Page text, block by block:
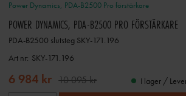
Power Dynamics, PDA-B2500 Pro förstärkare
POWER DYNAMICS, PDA-B2500 PRO FÖRSTÄRKARE
PDA-B2500 slutsteg SKY-171.196
Art nr: SKY-171.196
6 984 kr 10 095 kr I lager /